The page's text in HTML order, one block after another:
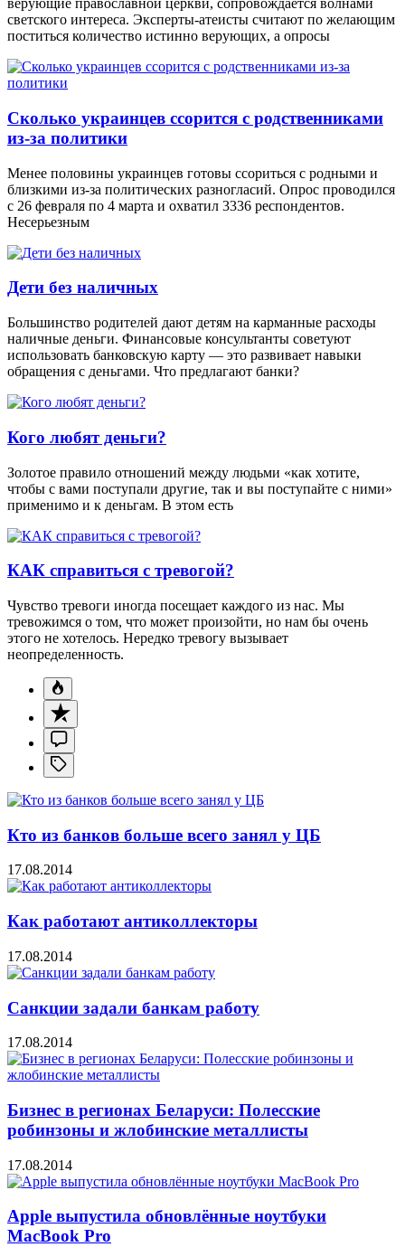
верующие православной церкви, сопровождается волнами
светского интереса. Эксперты-атеисты считают по желающим
поститься количество истинно верующих, а опросы
Сколько украинцев ссорится с родственниками
из-за политики
Менее половины украинцев готовы ссориться с родными и
близкими из-за политических разногласий. Опрос проводился
с 26 февраля по 4 марта и охватил 3336 респондентов.
Несерьезным
Дети без наличных
Большинство родителей дают детям на карманные расходы
наличные деньги. Финансовые консультанты советуют
использовать банковскую карту — это развивает навыки
обращения с деньгами. Что предлагают банки?
Кого любят деньги?
Золотое правило отношений между людьми «как хотите,
чтобы с вами поступали другие, так и вы поступайте с ними»
применимо и к деньгам. В этом есть
КАК справиться с тревогой?
Чувство тревоги иногда посещает каждого из нас. Мы
тревожимся о том, что может произойти, но нам бы очень
этого не хотелось. Нередко тревогу вызывает
неопределенность.
Кто из банков больше всего занял у ЦБ
17.08.2014
Как работают антиколлекторы
17.08.2014
Санкции задали банкам работу
17.08.2014
Бизнес в регионах Беларуси: Полесские
робинзоны и жлобинские металлисты
17.08.2014
Apple выпустила обновлённые ноутбуки
MacBook Pro